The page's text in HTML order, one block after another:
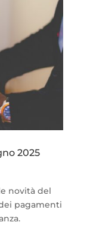
2025
novità del
pagamenti